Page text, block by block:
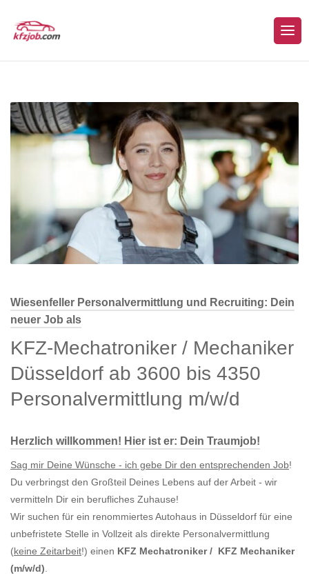
Wiesenfeller Personalvermittlung und Recruiting: Dein
neuer Job als
KFZ-Mechatroniker / Mechaniker
Düsseldorf ab 3600 bis 4350
Personalvermittlung m/w/d
Herzlich willkommen! Hier ist er: Dein Traumjob!
Sag mir Deine Wünsche - ich gebe Dir den entsprechenden Job!
Du verbringst den Großteil Deines Lebens auf der Arbeit - wir
vermitteln Dir ein berufliches Zuhause!
Wir suchen für ein renommiertes Autohaus in Düsseldorf für eine
unbefristete Stelle in Vollzeit als direkte Personalvermittlung
(keine Zeitarbeit!) einen KFZ Mechatroniker / KFZ Mechaniker
(m/w/d)